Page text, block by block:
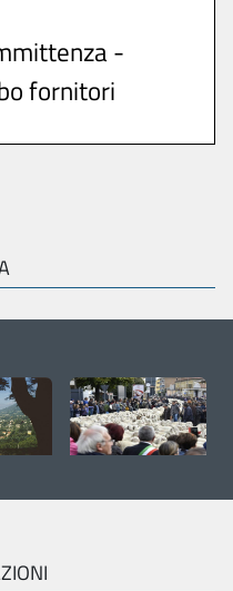
-
fornitori